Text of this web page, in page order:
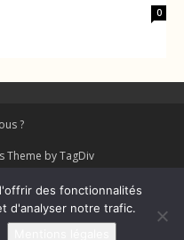
0
?
Theme by TagDiv
des fonctionnalités
d'analyser notre trafic.